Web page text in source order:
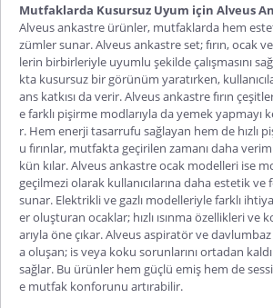
Mutfaklarda Kusursuz Uyum için Alveus
Alveus ankastre ürünler, mutfaklarda hem
zümler sunar.Alveus ankastre set; fırın, ocak
lerin birbirleriyle uyumlu şekilde çalışmasını
kta kusursuz bir görünüm yaratırken,
ans katkısı da verir.Alveus ankastre fırın
e farklı pişirme modlarıyla da yemek yapmayı
r. Hem enerji tasarrufu sağlayan hem de hızlı
u fırınlar, mutfakta geçirilen zamanı daha
kün kılar.Alveus ankastre ocak modelleri ise
geçilmezi olarak kullanıcılarına daha estetik
sunar. Elektrikli ve gazlı modelleriyle farklı
er oluşturan ocaklar; hızlı ısınma özellikleri ve
arıyla öne çıkar.Alveus aspiratörve
a oluşan; is veya koku sorunlarını ortadan
sağlar. Bu ürünler hem güçlü emiş hem de
e mutfak konforunu artırabilir.